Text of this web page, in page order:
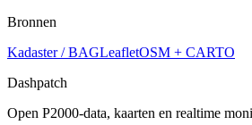
Bronnen
Kadaster / BAGLeafletOSM + CARTO
Dashpatch
Open P2000-data, kaarten en realtime